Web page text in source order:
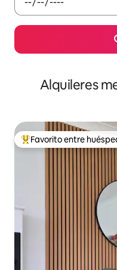
Alquileres
Favorito entre
Favorito entre